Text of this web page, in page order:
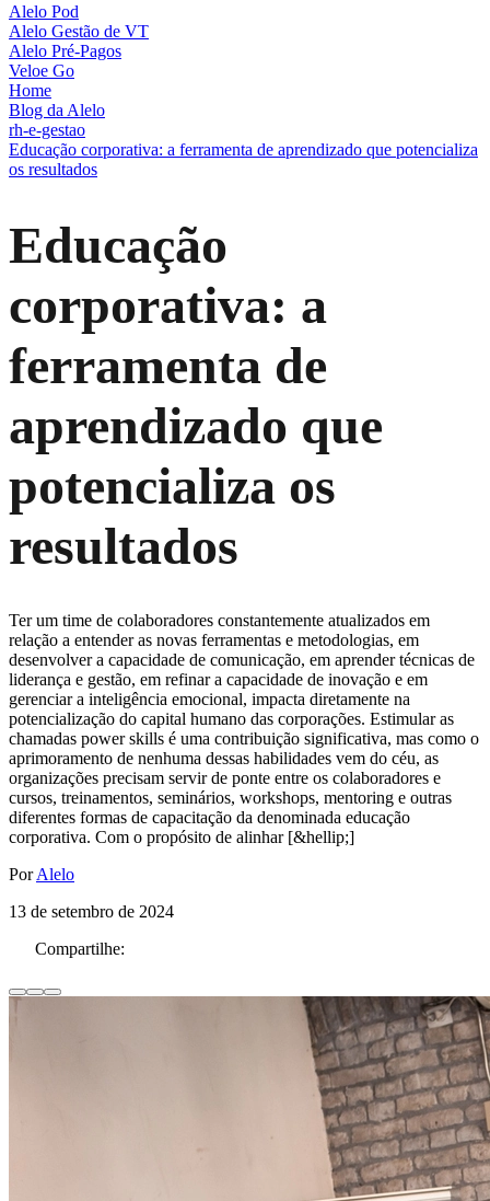
Alelo Pod
Alelo Gestão de VT
Alelo Pré-Pagos
Veloe Go
Home
Blog da Alelo
rh-e-gestao
Educação corporativa: a ferramenta de aprendizado que potencializa
os resultados
Educação
corporativa: a
ferramenta de
aprendizado que
potencializa os
resultados
Ter um time de colaboradores constantemente atualizados em
relação a entender as novas ferramentas e metodologias, em
desenvolver a capacidade de comunicação, em aprender técnicas de
liderança e gestão, em refinar a capacidade de inovação e em
gerenciar a inteligência emocional, impacta diretamente na
potencialização do capital humano das corporações. Estimular as
chamadas power skills é uma contribuição significativa, mas como o
aprimoramento de nenhuma dessas habilidades vem do céu, as
organizações precisam servir de ponte entre os colaboradores e
cursos, treinamentos, seminários, workshops, mentoring e outras
diferentes formas de capacitação da denominada educação
corporativa. Com o propósito de alinhar [&hellip;]
PorAlelo
13 de setembro de 2024
Compartilhe: